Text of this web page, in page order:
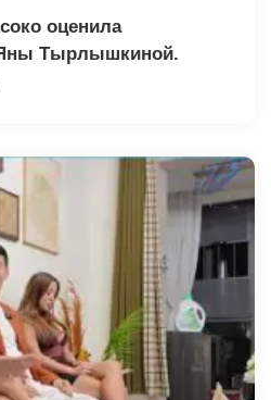
оценила
Тырлышкиной.